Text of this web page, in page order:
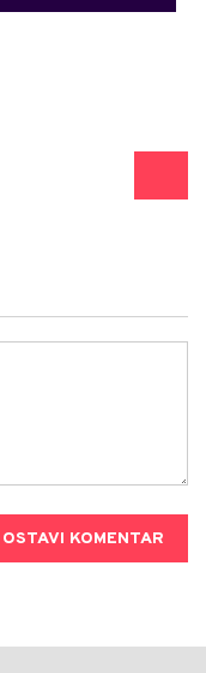
OSTAVI KOMENTAR